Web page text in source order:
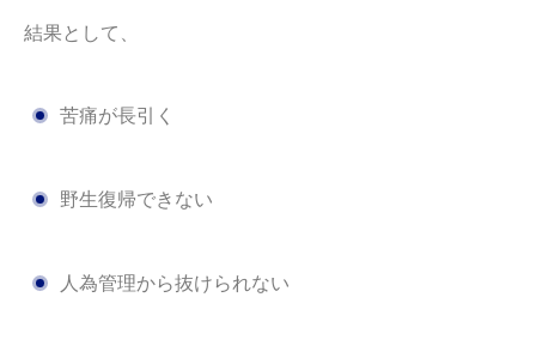
結果として、
苦痛が長引く
野生復帰できない
人為管理から抜けられない